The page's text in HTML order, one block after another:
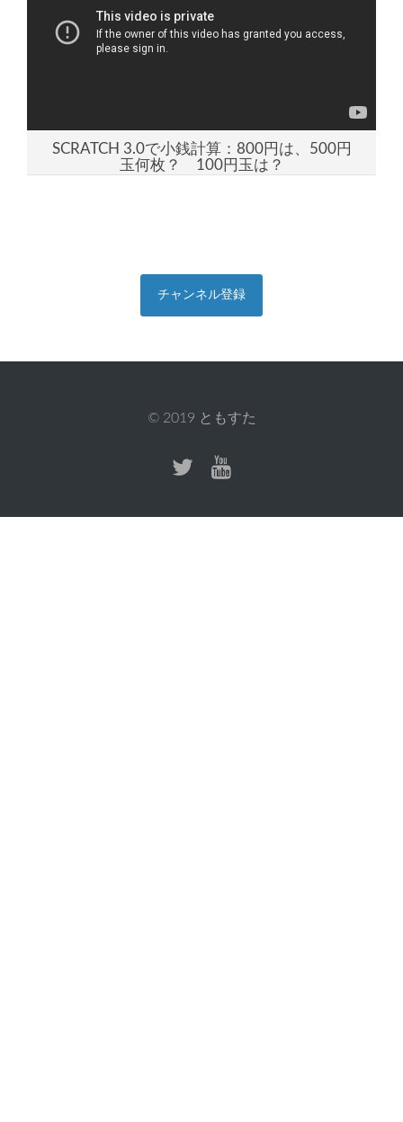
SCRATCH 3.0で小銭計算：800円は、500円
玉何枚？ 100円玉は？
チャンネル登録
© 2019 ともすた